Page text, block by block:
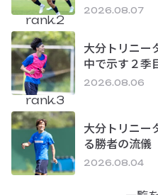
2026.08.07
rank.2
大分トリニ
中で示す２季
2026.08.06
rank.3
大分トリニ
る勝者の流儀
2026.08.04